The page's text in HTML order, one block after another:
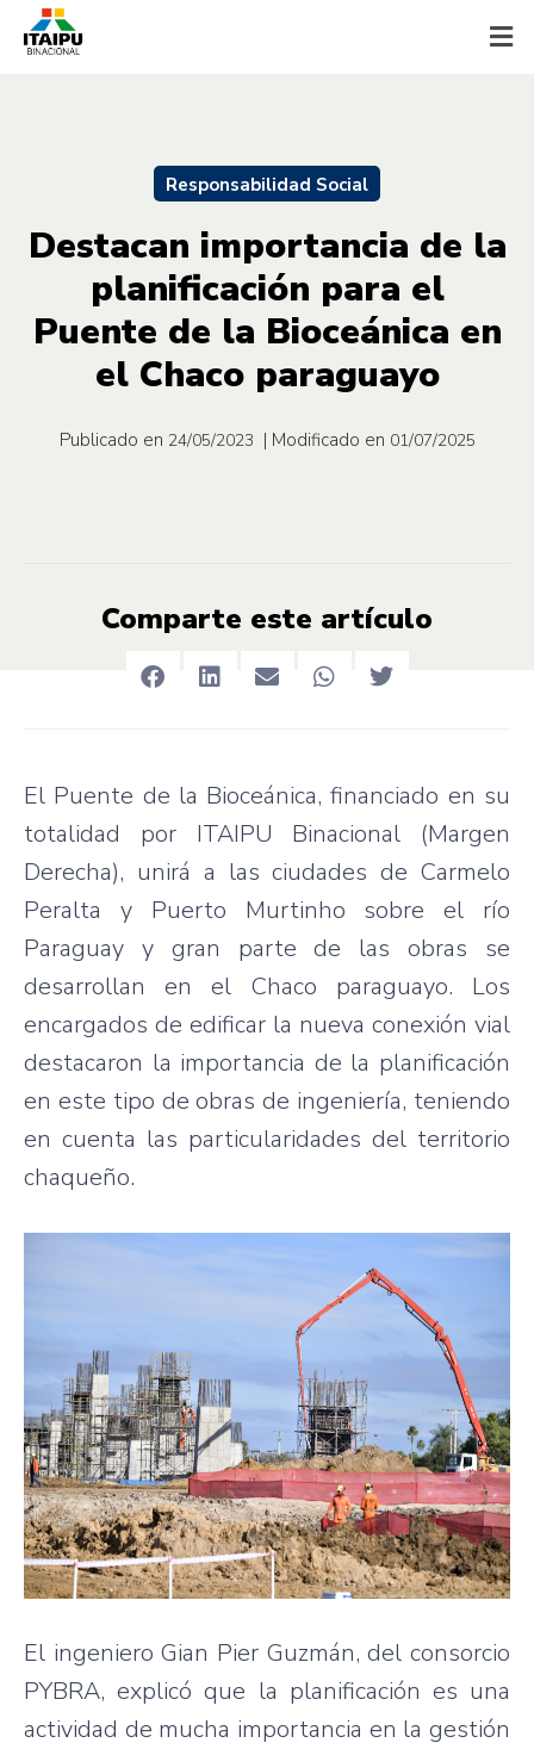
Responsabilidad Social
Destacan importancia de la
planificación para el
Puente de la Bioceánica en
el Chaco paraguayo
Publicado en 24/05/2023 | Modificado en 01/07/2025
Comparte este artículo
El Puente de la Bioceánica, financiado en su
totalidad por ITAIPU Binacional (Margen
Derecha), unirá a las ciudades de Carmelo
Peralta y Puerto Murtinho sobre el río
Paraguay y gran parte de las obras se
desarrollan en el Chaco paraguayo. Los
encargados de edificar la nueva conexión vial
destacaron la importancia de la planificación
en este tipo de obras de ingeniería, teniendo
en cuenta las particularidades del territorio
chaqueño.
El ingeniero Gian Pier Guzmán, del consorcio
PYBRA, explicó que la planificación es una
actividad de mucha importancia en la gestión